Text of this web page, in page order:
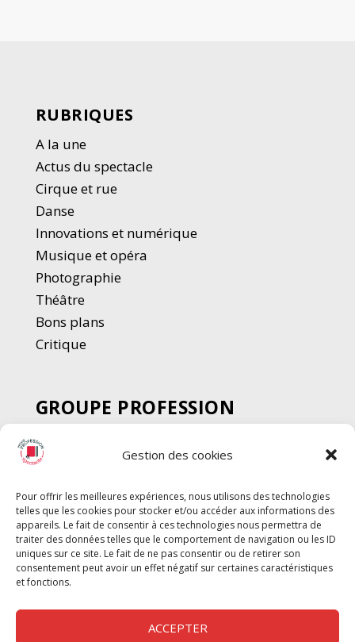
Gestion des cookies
Pour offrir les meilleures expériences, nous utilisons des technologies
telles que les cookies pour stocker et/ou accéder aux informations des
appareils. Le fait de consentir à ces technologies nous permettra de
traiter des données telles que le comportement de navigation ou les ID
uniques sur ce site. Le fait de ne pas consentir ou de retirer son
consentement peut avoir un effet négatif sur certaines caractéristiques
et fonctions.
ACCEPTER
RUBRIQUES
A la une
Actus du spectacle
Cirque et rue
Danse
Innovations et numérique
Musique et opéra
Photographie
Théâtre
Bons plans
Critique
GROUPE PROFESSION
SPECTACLE
Chèque Intermittents
Chèque Compta
Chèque Emploi Spectacle
G-Pods
Profession Audio-visuel